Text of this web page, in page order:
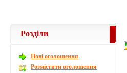
Розділи
Новi оголошення
Розмістити оголошення